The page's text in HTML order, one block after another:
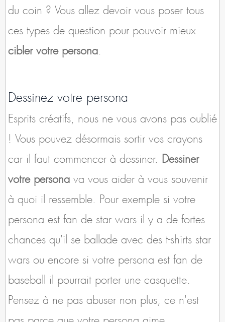
du coin ? Vous allez devoir vous poser tous
ces types de question pour pouvoir mieux
cibler votre persona
Dessinez votre persona
Esprits créatifs, nous ne vous avons pas oublié
! Vous pouvez désormais sortir vos crayons
car il faut commencer à dessiner. Dessiner
votre persona va vous aider à vous souvenir
à quoi il ressemble. Pour exemple si votre
persona est fan de star wars il y a de fortes
chances qu'il se ballade avec des t-shirts star
wars ou encore si votre persona est fan de
baseball il pourrait porter une casquette.
Pensez à ne pas abuser non plus, ce n'est
pas parce que votre persona aime